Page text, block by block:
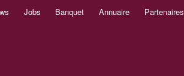
Jobs Banquet Annuaire Partenaires